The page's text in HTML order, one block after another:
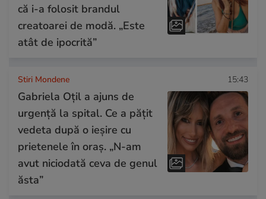
că i-a folosit brandul
creatoarei de modă. „Este
atât de ipocrită”
Stiri Mondene 15:43
Gabriela Oțil a ajuns de
urgență la spital. Ce a pățit
vedeta după o ieșire cu
prietenele în oraș. „N-am
avut niciodată ceva de genul
ăsta”